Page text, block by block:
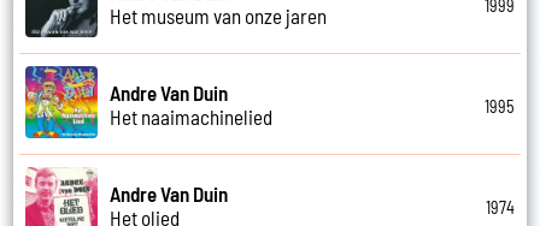
Het museum van onze jaren
1999
Andre Van Duin
Het naaimachinelied
1995
Andre Van Duin
Het olied
1974